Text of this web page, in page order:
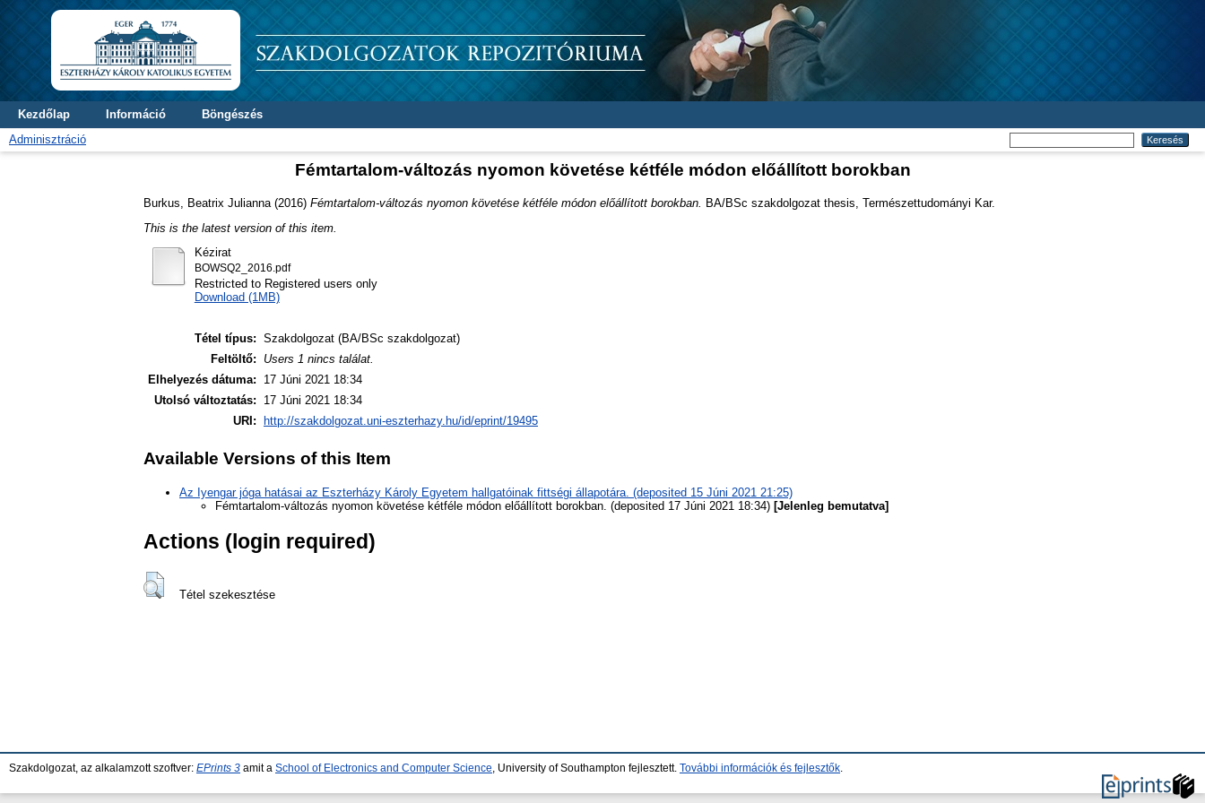
Kezdőlap Információ
Böngészés
Adminisztráció
Fémtartalom-változás nyomon követése kétféle módon előállított borokban
Burkus, Beatrix Julianna (2016) Fémtartalom-változás nyomon követése kétféle módon előállított borokban.
BA/BSc szakdolgozat thesis, Természettudományi Kar.
This is the latest version of this item.
Kézirat
BOWSQ2_2016.pdf
Restricted to Registered users only
Download (1MB)
Tétel típus: Szakdolgozat (BA/BSc szakdolgozat)
Feltöltő:
Users 1 nincs találat.
Elhelyezés dátuma:
17 Júni 2021 18:34
Utolsó változtatás:
17 Júni 2021 18:34
URI:
http://szakdolgozat.uni-eszterhazy.hu/id/eprint/19495
Available Versions of this Item
Az Iyengar jóga hatásai az Eszterházy Károly Egyetem hallgatóinak fittségi állapotára. (deposited 15 Júni 2021 21:25)
Fémtartalom-változás nyomon követése kétféle módon előállított borokban. (deposited 17 Júni 2021 18:34) [Jelenleg bemutatva]
Actions (login required)
Tétel szekesztése
Szakdolgozat, az alkalamzott szoftver: EPrints 3 amit a School of Electronics and Computer Science , University of Southampton fejlesztett. További információk és fejlesztők